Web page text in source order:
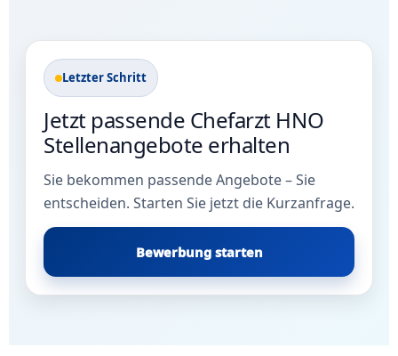
Letzter Schritt
Jetzt passende Chefarzt HNO
Stellenangebote erhalten
Sie bekommen passende Angebote – Sie
entscheiden. Starten Sie jetzt die Kurzanfrage.
Bewerbung starten